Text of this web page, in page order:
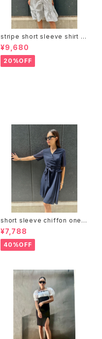
stripe short sleeve shirt o
ne-piece ワンピース シャツワ
ンピ フリル ストライプ
¥9,680
20%OFF
short sleeve chiffon one-
piece ワンピース ワンピ シフォ
ン 半袖 カシュクール風
¥7,788
40%OFF